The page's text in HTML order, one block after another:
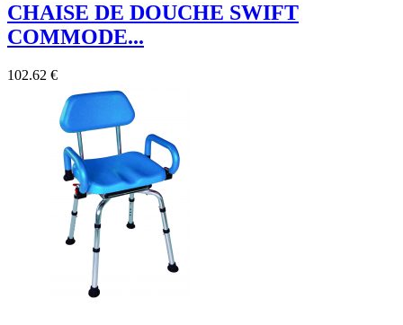
CHAISE DE DOUCHE SWIFT
COMMODE...
102.62 €